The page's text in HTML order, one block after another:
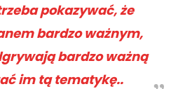
pokazywać, że
bardzo ważnym,
bardzo ważną
im tą tematykę..